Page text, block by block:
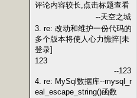
评论内容较长,点击标题查看
--天空之城
3. re: 改动和维护一份代码的
多个版本将使人心力憔悴[未
登录]
123
--123
4. re: MySql数据库--mysql_r
eal_escape_string()函数